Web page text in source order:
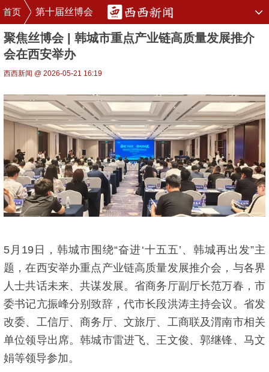
首页 第十届丝博会
聚焦丝博会 | 韩城市重点产业链高质量发展推介
会在西安举办
西西新闻 @ 2026-05-21 16:19
5月19日，韩城市围绕“奋进‘十五五’、韩城再出发”主
题，在西安举办重点产业链高质量发展推介会，与各界
人士共话未来、共谋发展。省商务厅副厅长范万春，市
委书记亢振峰分别致辞，代市长段洪涛主持会议。省发
改委、工信厅、商务厅、文旅厅、工商联及渭南市相关
单位领导出席。韩城市雷进飞、王文俊、郭继锋、马文
娟等领导参加。